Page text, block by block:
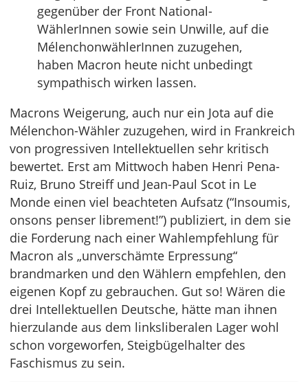
gegenüber der Front National-
WählerInnen sowie sein Unwille, auf die
MélenchonwählerInnen zuzugehen,
haben Macron heute nicht unbedingt
sympathisch wirken lassen.
Macrons Weigerung, auch nur ein Jota auf die
Mélenchon-Wähler zuzugehen, wird in Frankreich
von progressiven Intellektuellen sehr kritisch
bewertet. Erst am Mittwoch haben Henri Pena-
Ruiz, Bruno Streiff und Jean-Paul Scot in Le
Monde einen viel beachteten Aufsatz (“Insoumis,
onsons penser librement!”) publiziert, in dem sie
die Forderung nach einer Wahlempfehlung für
Macron als „unverschämte Erpressung“
brandmarken und den Wählern empfehlen, den
eigenen Kopf zu gebrauchen. Gut so! Wären die
drei Intellektuellen Deutsche, hätte man ihnen
hierzulande aus dem linksliberalen Lager wohl
schon vorgeworfen, Steigbügelhalter des
Faschismus zu sein.